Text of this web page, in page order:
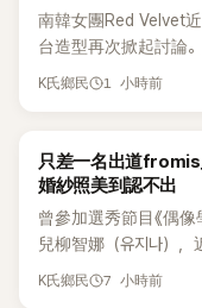
南韓女團Red Velvet
台造型再次掀起討論
被質疑在舞台上使用
K氏鄉民 1 小時前
K-POP
只差一名出道
婚紗照美到認不出
曾參加選秀節目《偶
兒柳智娜（유지나）
照，親自宣布即將步
K氏鄉民 7 小時前